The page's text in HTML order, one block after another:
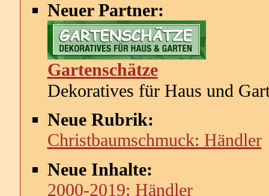
Neuer Partner:
Gartenschätze
Dekoratives für Haus und
Neue Rubrik:
Christbaumschmuck: Händler
Neue Inhalte:
2000-2019: Händler